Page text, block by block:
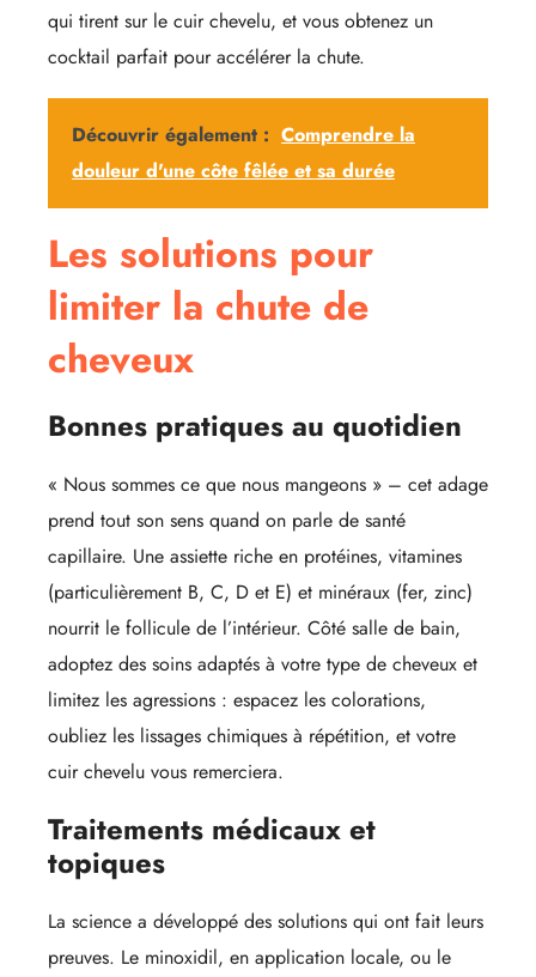
qui tirent sur le cuir chevelu, et vous obtenez un
cocktail parfait pour accélérer la chute.
Découvrir également : Comprendre la
douleur d'une côte fêlée et sa durée
Les solutions pour
limiter la chute de
cheveux
Bonnes pratiques au quotidien
« Nous sommes ce que nous mangeons » – cet adage
prend tout son sens quand on parle de santé
capillaire. Une assiette riche en protéines, vitamines
(particulièrement B, C, D et E) et minéraux (fer, zinc)
nourrit le follicule de l’intérieur. Côté salle de bain,
adoptez des soins adaptés à votre type de cheveux et
limitez les agressions : espacez les colorations,
oubliez les lissages chimiques à répétition, et votre
cuir chevelu vous remerciera.
Traitements médicaux et
topiques
La science a développé des solutions qui ont fait leurs
preuves. Le minoxidil, en application locale, ou le